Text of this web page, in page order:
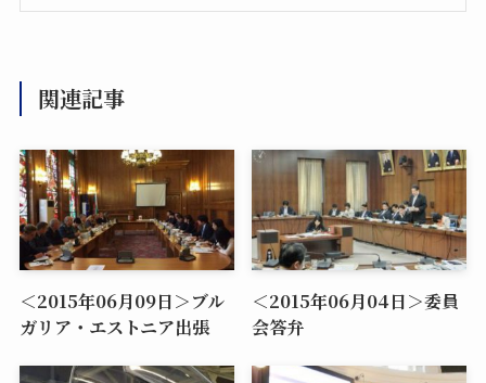
関連記事
＜2015年06月09日＞ブル
ガリア・エストニア出張
＜2015年06月04日＞委員
会答弁